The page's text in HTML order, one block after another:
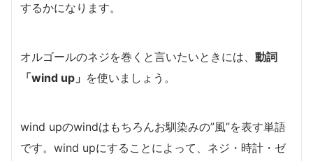
するかになります。
オルゴールのネジを巻くと言いたいときには、 動詞
「wind up」 を使いましょう。
wind upのwindはもちろんお馴染みの”風”を表す単語
です。wind upにすることによって、ネジ・時計・ゼ